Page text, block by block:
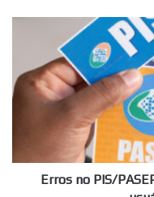
PIS/PASEP
estão
impedindo
usuários;
Entenda!Erros no PIS/